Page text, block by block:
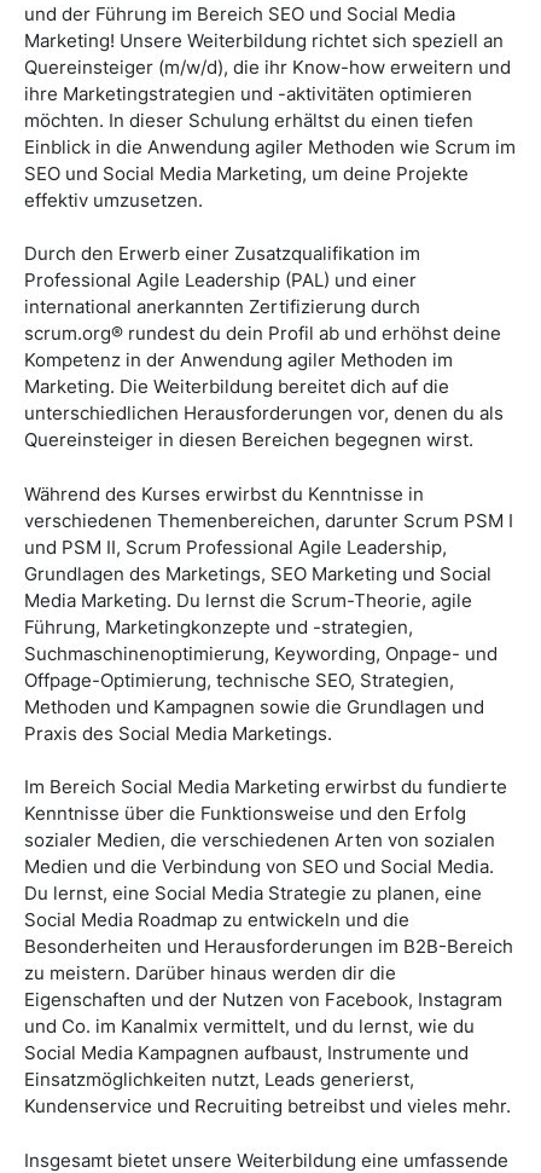
und der Führung im Bereich SEO und Social Media
Marketing! Unsere Weiterbildung richtet sich speziell an
Quereinsteiger (m/w/d), die ihr Know-how erweitern und
ihre Marketingstrategien und -aktivitäten optimieren
möchten. In dieser Schulung erhältst du einen tiefen
Einblick in die Anwendung agiler Methoden wie Scrum im
SEO und Social Media Marketing, um deine Projekte
effektiv umzusetzen.
Durch den Erwerb einer Zusatzqualifikation im
Professional Agile Leadership (PAL) und einer
international anerkannten Zertifizierung durch
scrum.org® rundest du dein Profil ab und erhöhst deine
Kompetenz in der Anwendung agiler Methoden im
Marketing. Die Weiterbildung bereitet dich auf die
unterschiedlichen Herausforderungen vor, denen du als
Quereinsteiger in diesen Bereichen begegnen wirst.
Während des Kurses erwirbst du Kenntnisse in
verschiedenen Themenbereichen, darunter Scrum PSM I
und PSM II, Scrum Professional Agile Leadership,
Grundlagen des Marketings, SEO Marketing und Social
Media Marketing. Du lernst die Scrum-Theorie, agile
Führung, Marketingkonzepte und -strategien,
Suchmaschinenoptimierung, Keywording, Onpage- und
Offpage-Optimierung, technische SEO, Strategien,
Methoden und Kampagnen sowie die Grundlagen und
Praxis des Social Media Marketings.
Im Bereich Social Media Marketing erwirbst du fundierte
Kenntnisse über die Funktionsweise und den Erfolg
sozialer Medien, die verschiedenen Arten von sozialen
Medien und die Verbindung von SEO und Social Media.
Du lernst, eine Social Media Strategie zu planen, eine
Social Media Roadmap zu entwickeln und die
Besonderheiten und Herausforderungen im B2B-Bereich
zu meistern. Darüber hinaus werden dir die
Eigenschaften und der Nutzen von Facebook, Instagram
und Co. im Kanalmix vermittelt, und du lernst, wie du
Social Media Kampagnen aufbaust, Instrumente und
Einsatzmöglichkeiten nutzt, Leads generierst,
Kundenservice und Recruiting betreibst und vieles mehr.
Insgesamt bietet unsere Weiterbildung eine umfassende